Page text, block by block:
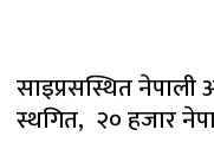
साइप्रसस्थित
स्थगित, २० हजार